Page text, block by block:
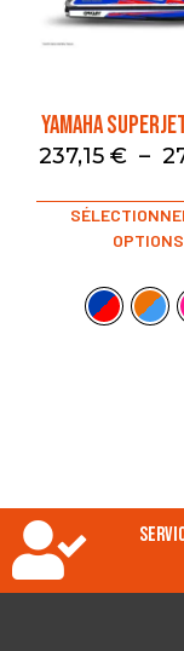
YAMAHA
237,15 € –
OPTIONS